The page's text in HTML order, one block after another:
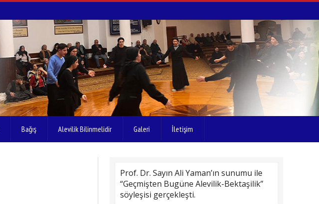
Bağış Alevilik Bilinmelidir Galeri İletişim
Prof. Dr. Sayın Ali Yaman’ın sunumu ile
“Geçmişten Bugüne Alevilik-Bektaşilik”
söyleşisi gerçekleşti.